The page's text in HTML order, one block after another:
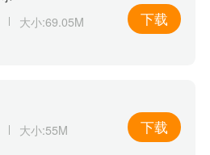
大小:69.05M 下载
大小:55M 下载